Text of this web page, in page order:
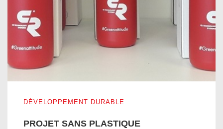
DÉVELOPPEMENT DURABLE
PROJET SANS PLASTIQUE